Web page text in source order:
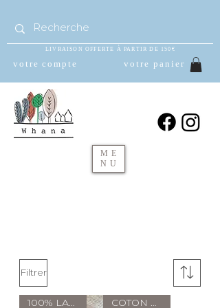
LIVRAISON OFFERTE À PARTIR DE 150€
votre compte votre panier
ME
NU
Filtrer